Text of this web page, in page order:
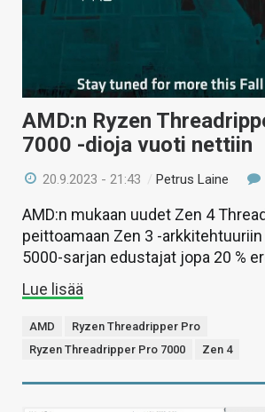
KAUPPA
HAKU
AMD:n Ryzen
7000 -dioja vuoti nettiin
20.9.2023 - 21:43 /Petrus Laine
AMD:n mukaan uudet Zen 4
peittoamaan Zen 3 -
5000-sarjan edustajat jopa 20 %
Lue lisää
AMD
Ryzen Threadripper Pro
Ryzen Threadripper Pro 7000
Zen 4